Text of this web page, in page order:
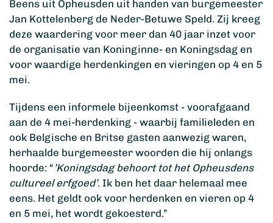
Beens uit Opheusden uit handen van burgemeester
Jan Kottelenberg de Neder-Betuwe Speld. Zij kreeg
deze waardering voor meer dan 40 jaar inzet voor
de organisatie van Koninginne- en Koningsdag en
voor waardige herdenkingen en vieringen op 4 en 5
mei.
Tijdens een informele bijeenkomst - voorafgaand
aan de 4 mei-herdenking - waarbij familieleden en
ook Belgische en Britse gasten aanwezig waren,
herhaalde burgemeester woorden die hij onlangs
hoorde: “ ’Koningsdag behoort tot het Opheusdens
cultureel erfgoed’. Ik ben het daar helemaal mee
eens. Het geldt ook voor herdenken en vieren op 4
en 5 mei, het wordt gekoesterd.”